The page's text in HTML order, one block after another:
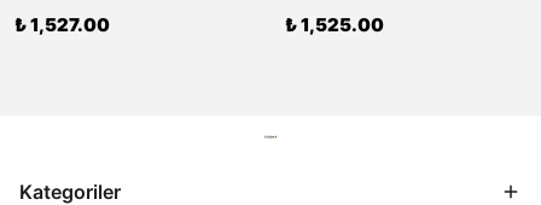
₺ 1,527.00 ₺ 1,525.00
Kategoriler